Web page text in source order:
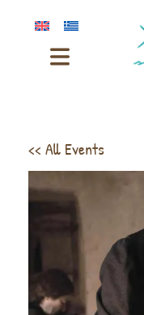
<< All Events